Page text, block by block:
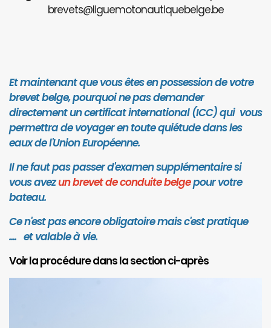
brevets@liguemotonautiquebelge.be
Et maintenant que vous êtes en possession de votre
brevet belge, pourquoi ne pas demander
directement un certificat international (ICC) qui vous
permettra de voyager en toute quiétude dans les
eaux de l'Union Européenne.
Il ne faut pas passer d'examen supplémentaire si
vous avezun brevet de conduite belgepour votre
bateau.
Ce n'est pas encore obligatoire mais c'est pratique
.... et valable à vie.
Voir la procédure dans la section ci-après